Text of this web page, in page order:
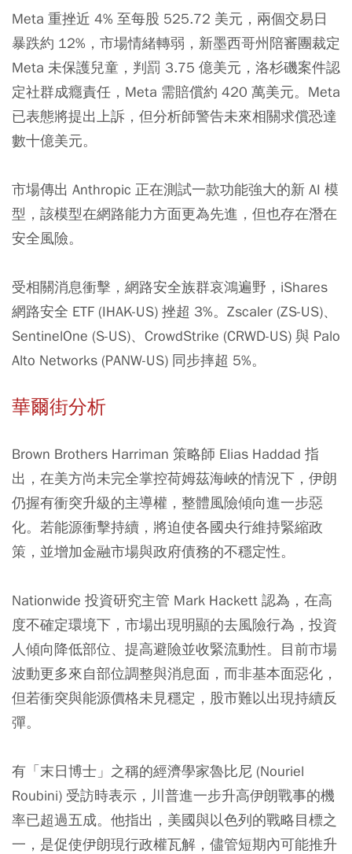
Meta 重挫近 4% 至每股 525.72 美元，兩個交易日
暴跌約 12%，市場情緒轉弱，新墨西哥州陪審團裁定
Meta 未保護兒童，判罰 3.75 億美元，洛杉磯案件認
定社群成癮責任，Meta 需賠償約 420 萬美元。Meta
已表態將提出上訴，但分析師警告未來相關求償恐達
數十億美元。
市場傳出 Anthropic 正在測試一款功能強大的新 AI 模
型，該模型在網路能力方面更為先進，但也存在潛在
安全風險。
受相關消息衝擊，網路安全族群哀鴻遍野，iShares
網路安全 ETF (IHAK-US) 挫超 3%。Zscaler (ZS-US)、
SentinelOne (S-US)、CrowdStrike (CRWD-US) 與 Palo
Alto Networks (PANW-US) 同步摔超 5%。
華爾街分析
Brown Brothers Harriman 策略師 Elias Haddad 指
出，在美方尚未完全掌控荷姆茲海峽的情況下，伊朗
仍握有衝突升級的主導權，整體風險傾向進一步惡
化。若能源衝擊持續，將迫使各國央行維持緊縮政
策，並增加金融市場與政府債務的不穩定性。
Nationwide 投資研究主管 Mark Hackett 認為，在高
度不確定環境下，市場出現明顯的去風險行為，投資
人傾向降低部位、提高避險並收緊流動性。目前市場
波動更多來自部位調整與消息面，而非基本面惡化，
但若衝突與能源價格未見穩定，股市難以出現持續反
彈。
有「末日博士」之稱的經濟學家魯比尼 (Nouriel
Roubini) 受訪時表示，川普進一步升高伊朗戰事的機
率已超過五成。他指出，美國與以色列的戰略目標之
一，是促使伊朗現行政權瓦解，儘管短期內可能推升